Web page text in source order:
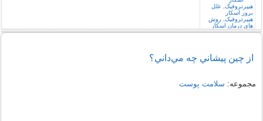
از چين پيشاني چه مي‌داني؟
مجموعه: سلامت پوست